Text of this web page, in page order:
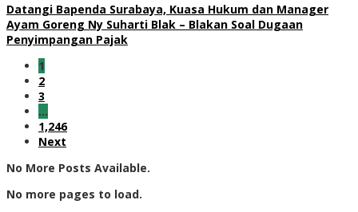
Datangi Bapenda Surabaya, Kuasa Hukum dan Manager
Ayam Goreng Ny Suharti Blak – Blakan Soal Dugaan
Penyimpangan Pajak
1
2
3
…
1,246
Next
No More Posts Available.
No more pages to load.